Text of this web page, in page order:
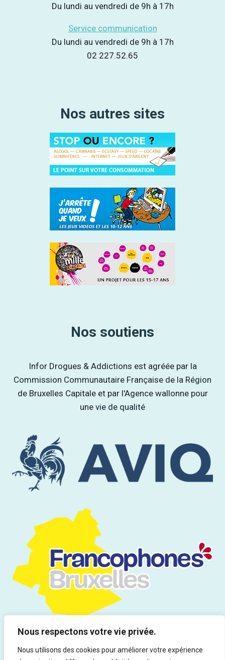
Nous respectons votre vie privée.
Nous utilisons des cookies pour améliorer votre expérience
Du lundi au vendredi de 9h à 17h
Service communication
Du lundi au vendredi de 9h à 17h
02 227.52.65
Nos autres sites
Nos soutiens
Infor Drogues & Addictions est agréée par la
Commission Communautaire Française de la Région
de Bruxelles Capitale et par l'Agence wallonne pour
une vie de qualité